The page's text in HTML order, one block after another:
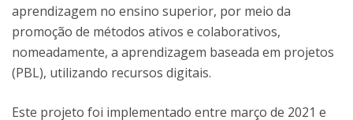
aprendizagem no ensino superior, por meio da
promoção de métodos ativos e colaborativos,
nomeadamente, a aprendizagem baseada em projetos
(PBL), utilizando recursos digitais.
Este projeto foi implementado entre março de 2021 e